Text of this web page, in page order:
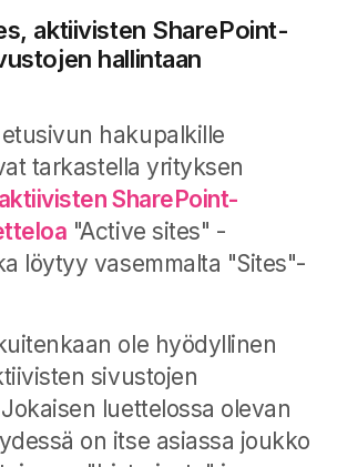
aktiivisten SharePoint-
hallintaan
hakupalkille
tarkastella yrityksen
aktiivisten SharePoint-
"Active sites" -
löytyy vasemmalta "Sites"-
ole hyödyllinen
sivustojen
luettelossa olevan
on itse asiassa joukko